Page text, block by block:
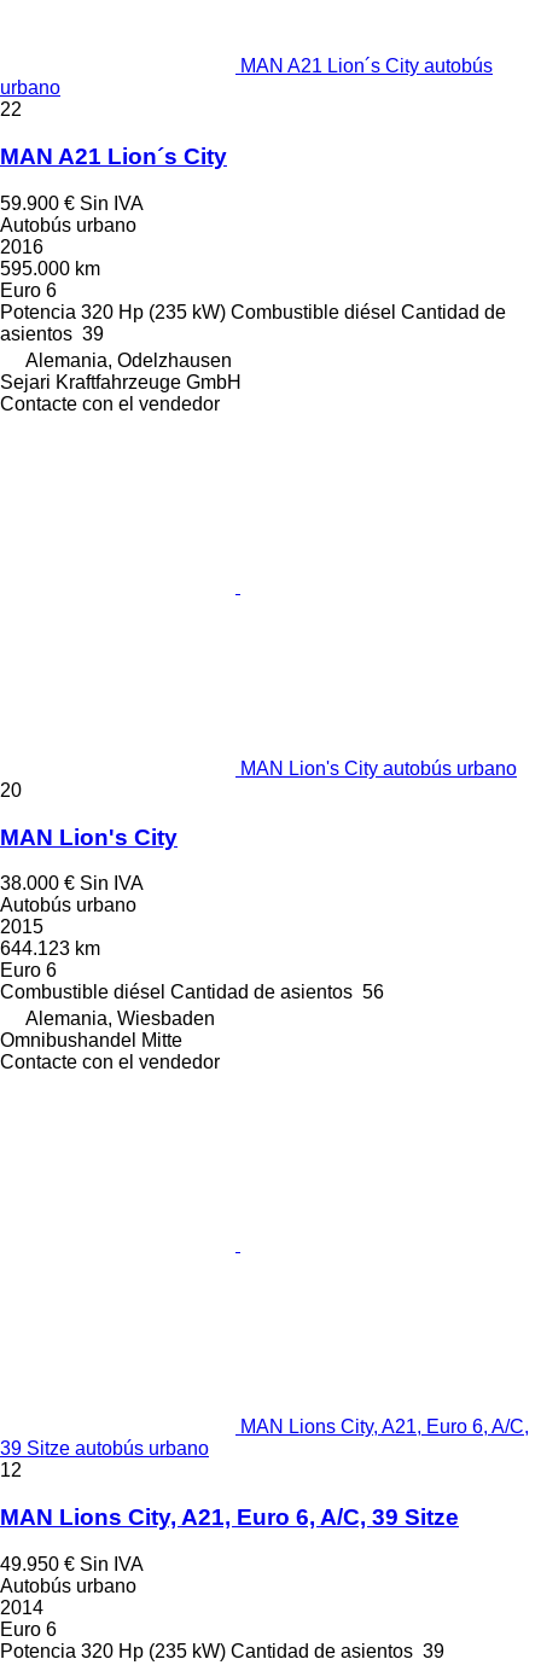
MAN A21 Lion´s City autobús
urbano
22
MAN A21 Lion´s City
59.900 € Sin IVA
Autobús urbano
2016
595.000 km
Euro 6
Potencia 320 Hp (235 kW) Combustible diésel Cantidad de
asientos 39
Alemania, Odelzhausen
Sejari Kraftfahrzeuge GmbH
Contacte con el vendedor
MAN Lion's City autobús urbano
20
MAN Lion's City
38.000 € Sin IVA
Autobús urbano
2015
644.123 km
Euro 6
Combustible diésel Cantidad de asientos 56
Alemania, Wiesbaden
Omnibushandel Mitte
Contacte con el vendedor
MAN Lions City, A21, Euro 6, A/C,
39 Sitze autobús urbano
12
MAN Lions City, A21, Euro 6, A/C, 39 Sitze
49.950 € Sin IVA
Autobús urbano
2014
Euro 6
Potencia 320 Hp (235 kW) Cantidad de asientos 39